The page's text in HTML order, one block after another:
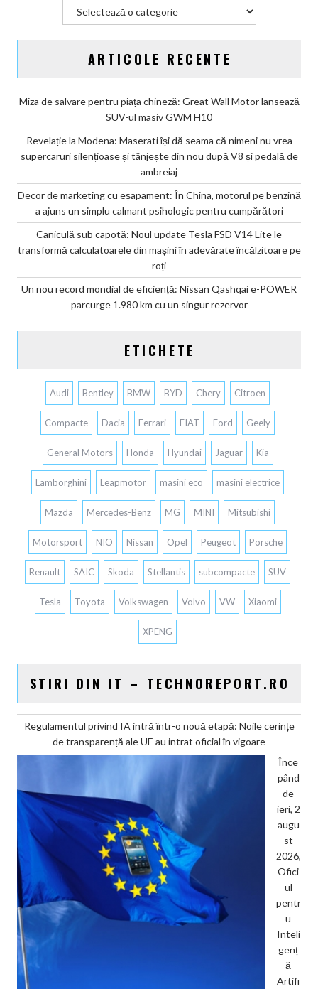
ARTICOLE RECENTE
Miza de salvare pentru piața chineză: Great Wall Motor lansează
SUV-ul masiv GWM H10
Revelație la Modena: Maserati își dă seama că nimeni nu vrea
supercaruri silențioase și tânjește din nou după V8 și pedală de
ambreiaj
Decor de marketing cu eșapament: În China, motorul pe benzină
a ajuns un simplu calmant psihologic pentru cumpărători
Caniculă sub capotă: Noul update Tesla FSD V14 Lite le
transformă calculatoarele din mașini în adevărate încălzitoare pe
roți
Un nou record mondial de eficiență: Nissan Qashqai e-POWER
parcurge 1.980 km cu un singur rezervor
ETICHETE
Audi Bentley BMW BYD Chery Citroen
Compacte Dacia Ferrari FIAT Ford Geely
General Motors Honda Hyundai Jaguar Kia
Lamborghini Leapmotor masini eco masini electrice
Mazda Mercedes-Benz MG MINI Mitsubishi
Motorsport NIO Nissan Opel Peugeot Porsche
Renault SAIC Skoda Stellantis subcompacte SUV
Tesla Toyota Volkswagen Volvo VW Xiaomi
XPENG
STIRI DIN IT – TECHNOREPORT.RO
Regulamentul privind IA intră într-o nouă etapă: Noile cerințe
de transparență ale UE au intrat oficial în vigoare
Înce
pând
de
ieri, 2
augu
st
2026,
Ofici
ul
pentr
u
Inteli
genț
ă
Artifi